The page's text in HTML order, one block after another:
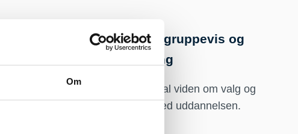
Om
optimale
Retningslinjer for gruppevis og
kollektiv vejledning
At sikre optimal viden om valg og
forhold i forbindelse med uddannelsen.